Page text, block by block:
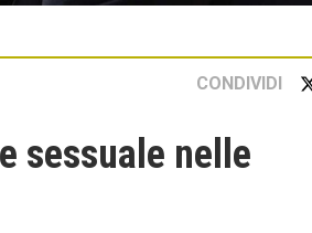
CONDIVIDI
sessuale nelle